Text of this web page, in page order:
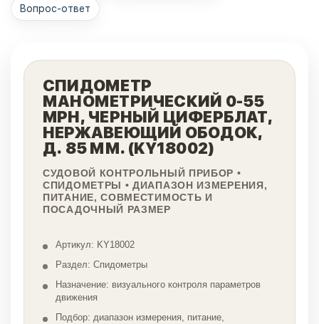
Вопрос-ответ
СПИДОМЕТР
МАНОМЕТРИЧЕСКИЙ 0-55
MPH, ЧЕРНЫЙ ЦИФЕРБЛАТ,
НЕРЖАВЕЮЩИЙ ОБОДОК,
Д. 85 ММ. (KY18002)
СУДОВОЙ КОНТРОЛЬНЫЙ ПРИБОР •
СПИДОМЕТРЫ • ДИАПАЗОН ИЗМЕРЕНИЯ,
ПИТАНИЕ, СОВМЕСТИМОСТЬ И
ПОСАДОЧНЫЙ РАЗМЕР
Артикул: KY18002
Раздел: Спидометры
Назначение: визуального контроля параметров
движения
Подбор: диапазон измерения, питание,